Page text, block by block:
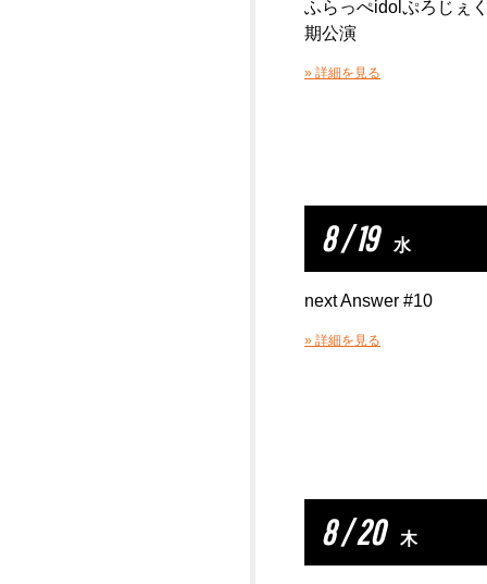
ふらっぺidolぷろじぇ
期公演
» 詳細を見る
8 / 19 水
next Answer #10
» 詳細を見る
8 / 20 木